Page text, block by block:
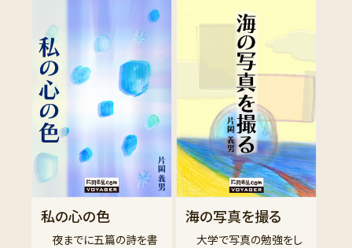
私の心の色
夜までに五篇の詩を書
海の写真を撮る
大学で写真の勉強をし